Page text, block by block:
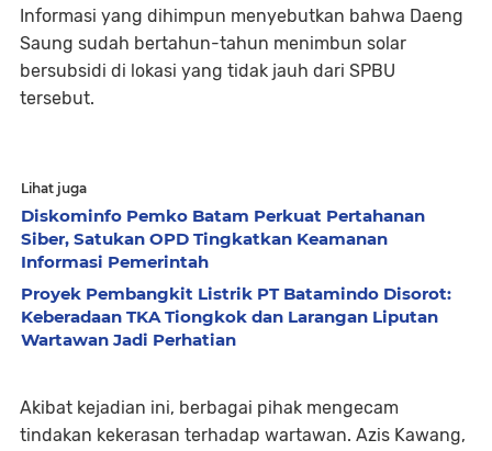
Informasi yang dihimpun menyebutkan bahwa Daeng
Saung sudah bertahun-tahun menimbun solar
bersubsidi di lokasi yang tidak jauh dari SPBU
tersebut.
Lihat juga
Diskominfo Pemko Batam Perkuat Pertahanan
Siber, Satukan OPD Tingkatkan Keamanan
Informasi Pemerintah
Proyek Pembangkit Listrik PT Batamindo Disorot:
Keberadaan TKA Tiongkok dan Larangan Liputan
Wartawan Jadi Perhatian
Akibat kejadian ini, berbagai pihak mengecam
tindakan kekerasan terhadap wartawan. Azis Kawang,